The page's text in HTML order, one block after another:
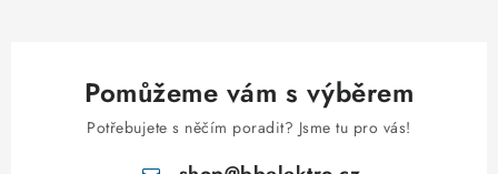
Pomůžeme vám s výběrem
Potřebujete s něčím poradit? Jsme tu pro vás!